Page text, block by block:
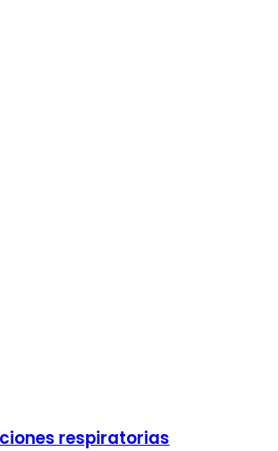
respiratorias